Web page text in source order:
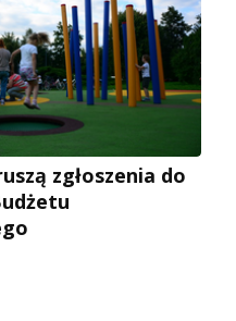
zgłoszenia do